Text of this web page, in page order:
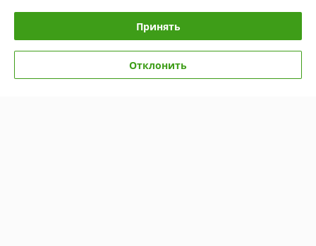
Полная версия сайта
Политика обработки cookies
Принять
Отклонить